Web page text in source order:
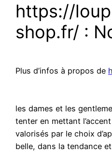
https://
shop.fr/ :
Plus d’infos à propos de
les dames et les
tenter en mettant
valorisés par le choix
belle, dans la tendance